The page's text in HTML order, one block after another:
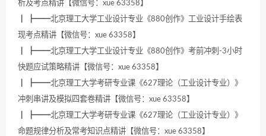
析及考点精讲【微信号：xue 63358】
┃ ┣━━北京理工大学工业设计专业《880创作》工业设计手绘表
现考点精讲【微信号：xue 63358】
┃ ┣━━北京理工大学工业设计专业《880创作》考前冲刺-3小时
快题应试策略精讲【微信号：xue 63358】
┃ ┣━━北京理工大学考研专业课《627理论（工业设计专业）》
冲刺串讲及模拟四套卷精讲【微信号：xue 63358】
┃ ┣━━北京理工大学考研专业课《627理论（工业设计专业）》
命题规律分析及常考知识点精讲【微信号：xue 63358】